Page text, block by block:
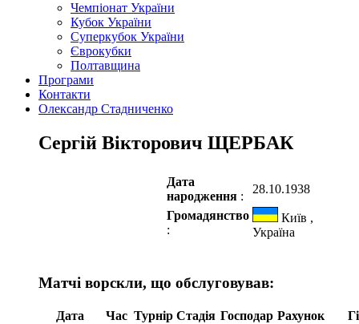
Чемпіонат України
Кубок України
Суперкубок України
Єврокубки
Полтавщина
Програми
Контакти
Олександр Стадниченко
Сергій Вікторович ЩЕРБАК
Дата
народження :
28.10.1938
Громадянство
:
Київ ,
Україна
Матчі ворскли, що обслуговував:
Дата Час Турнір Стадія Господар Рахунок